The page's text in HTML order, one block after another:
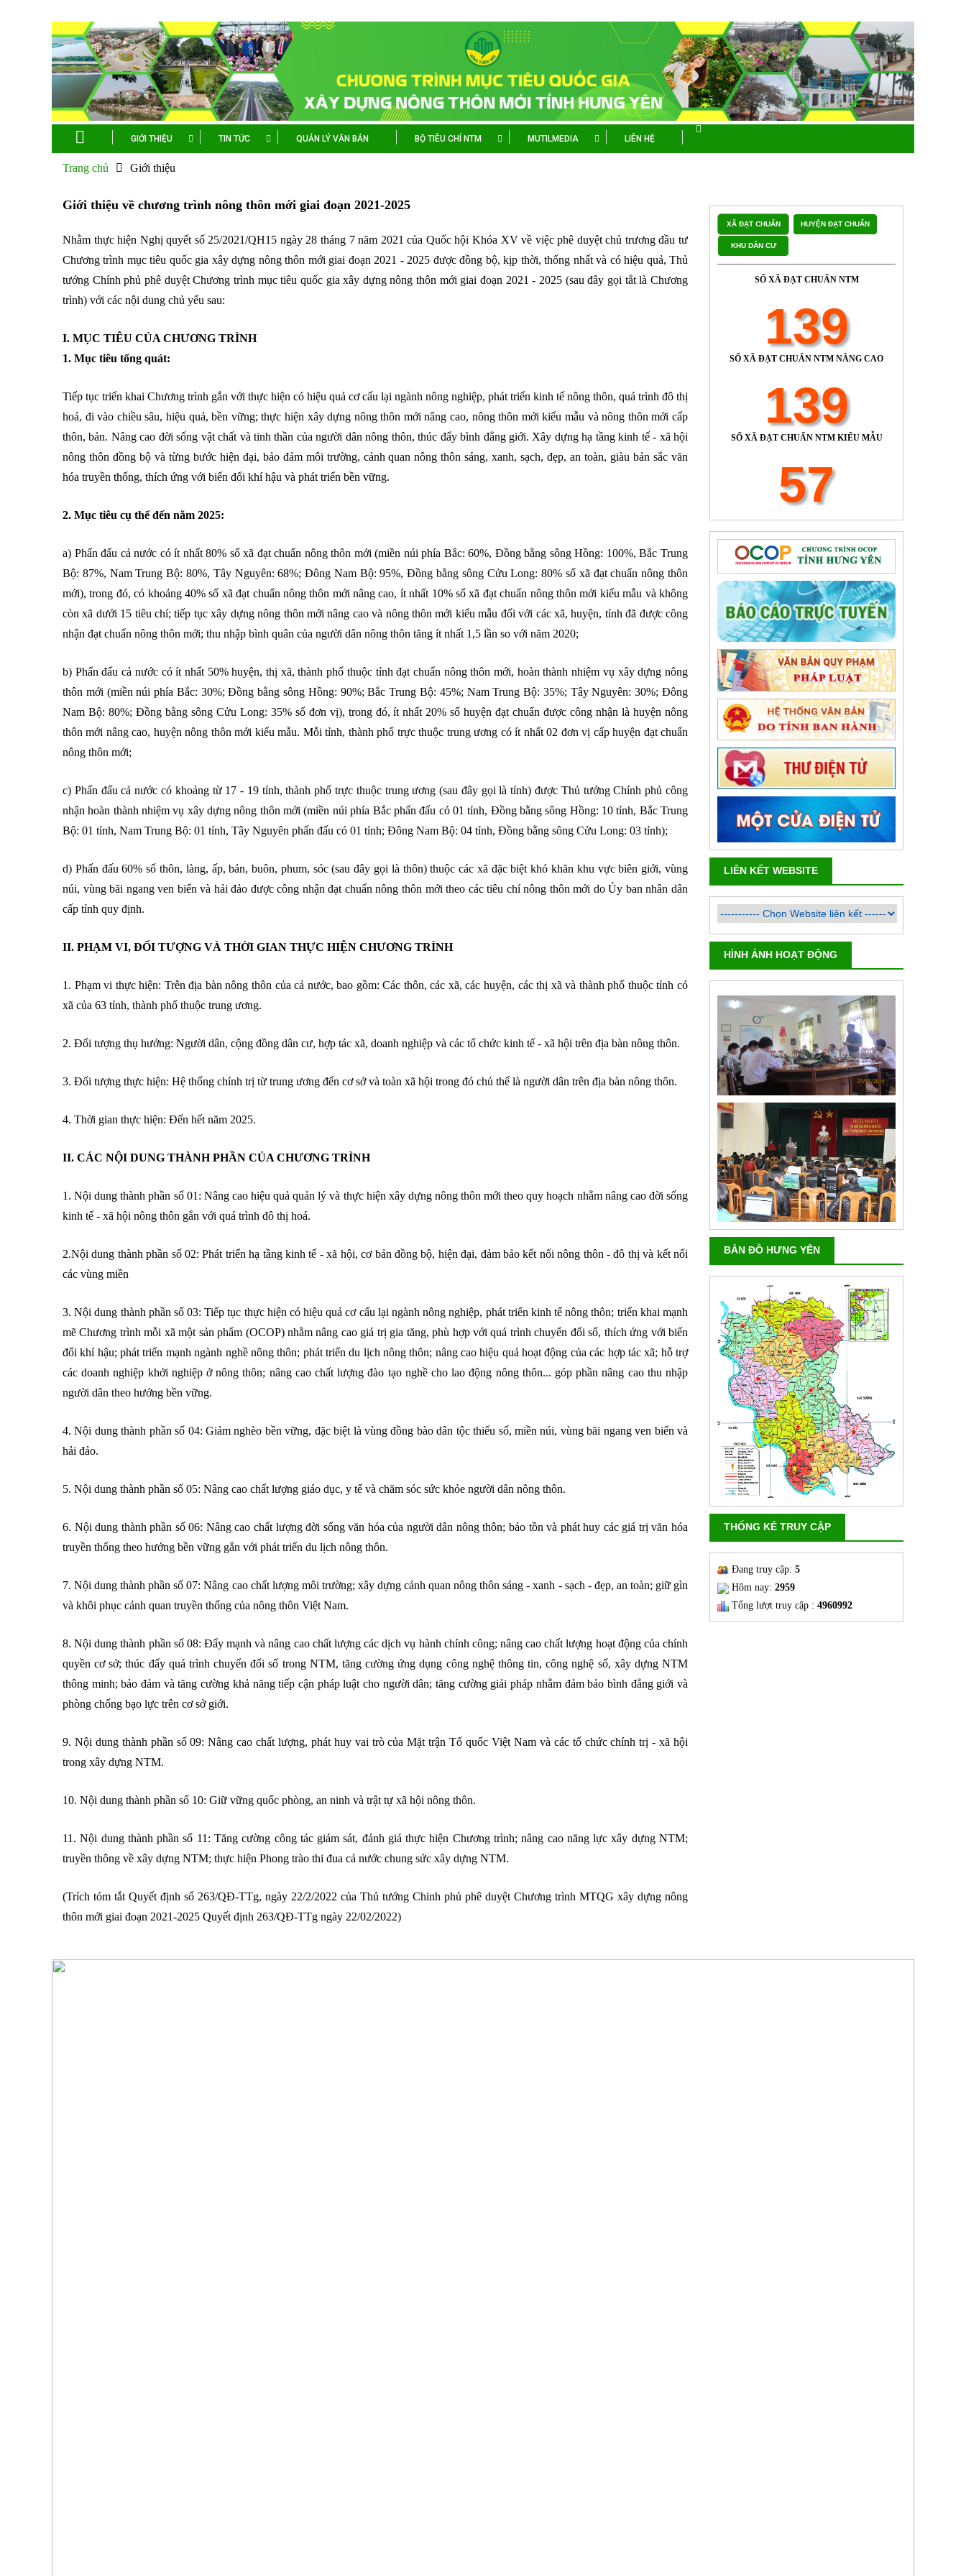
GIỚI THIỆU TIN TỨC QUẢN LÝ VĂN BẢN BỘ TIÊU CHÍ NTM MUTILMEDIA LIÊN HỆ
Trang chủ Giới thiệu
Giới thiệu về chương trình nông thôn mới giai đoạn 2021-2025
Nhằm thực hiện Nghị quyết số 25/2021/QH15 ngày 28 tháng 7 năm 2021 của Quốc hội Khóa XV về việc phê duyệt chủ trương đầu tư
Chương trình mục tiêu quốc gia xây dựng nông thôn mới giai đoạn 2021 - 2025 được đồng bộ, kịp thời, thống nhất và có hiệu quả, Thủ
tướng Chính phủ phê duyệt Chương trình mục tiêu quốc gia xây dựng nông thôn mới giai đoạn 2021 - 2025 (sau đây gọi tắt là Chương
trình) với các nội dung chủ yếu sau:
I. MỤC TIÊU CỦA CHƯƠNG TRÌNH
1. Mục tiêu tổng quát:
Tiếp tục triển khai Chương trình gắn với thực hiện có hiệu quả cơ cấu lại ngành nông nghiệp, phát triển kinh tế nông thôn, quá trình đô thị
hoá, đi vào chiều sâu, hiệu quả, bền vững; thực hiện xây dựng nông thôn mới nâng cao, nông thôn mới kiểu mẫu và nông thôn mới cấp
thôn, bản. Nâng cao đời sống vật chất và tinh thần của người dân nông thôn, thúc đẩy bình đẳng giới. Xây dựng hạ tầng kinh tế - xã hội
nông thôn đồng bộ và từng bước hiện đại, bảo đảm môi trường, cảnh quan nông thôn sáng, xanh, sạch, đẹp, an toàn, giàu bản sắc văn
hóa truyền thống, thích ứng với biến đổi khí hậu và phát triển bền vững.
2. Mục tiêu cụ thể đến năm 2025:
a) Phấn đấu cả nước có ít nhất 80% số xã đạt chuẩn nông thôn mới (miền núi phía Bắc: 60%, Đồng bằng sông Hồng: 100%, Bắc Trung
Bộ: 87%, Nam Trung Bộ: 80%, Tây Nguyên: 68%; Đông Nam Bộ: 95%, Đồng bằng sông Cửu Long: 80% số xã đạt chuẩn nông thôn
mới), trong đó, có khoảng 40% số xã đạt chuẩn nông thôn mới nâng cao, ít nhất 10% số xã đạt chuẩn nông thôn mới kiểu mẫu và không
còn xã dưới 15 tiêu chí; tiếp tục xây dựng nông thôn mới nâng cao và nông thôn mới kiểu mẫu đối với các xã, huyện, tỉnh đã được công
nhận đạt chuẩn nông thôn mới; thu nhập bình quân của người dân nông thôn tăng ít nhất 1,5 lần so với năm 2020;
b) Phấn đấu cả nước có ít nhất 50% huyện, thị xã, thành phố thuộc tỉnh đạt chuẩn nông thôn mới, hoàn thành nhiệm vụ xây dựng nông
thôn mới (miền núi phía Bắc: 30%; Đồng bằng sông Hồng: 90%; Bắc Trung Bộ: 45%; Nam Trung Bộ: 35%; Tây Nguyên: 30%; Đông
Nam Bộ: 80%; Đồng bằng sông Cửu Long: 35% số đơn vị), trong đó, ít nhất 20% số huyện đạt chuẩn được công nhận là huyện nông
thôn mới nâng cao, huyện nông thôn mới kiểu mẫu. Mỗi tỉnh, thành phố trực thuộc trung ương có ít nhất 02 đơn vị cấp huyện đạt chuẩn
nông thôn mới;
c) Phấn đấu cả nước có khoảng từ 17 - 19 tỉnh, thành phố trực thuộc trung ương (sau đây gọi là tỉnh) được Thủ tướng Chính phủ công
nhận hoàn thành nhiệm vụ xây dựng nông thôn mới (miền núi phía Bắc phấn đấu có 01 tỉnh, Đồng bằng sông Hồng: 10 tỉnh, Bắc Trung
Bộ: 01 tỉnh, Nam Trung Bộ: 01 tỉnh, Tây Nguyên phấn đấu có 01 tỉnh; Đông Nam Bộ: 04 tỉnh, Đồng bằng sông Cửu Long: 03 tỉnh);
d) Phấn đấu 60% số thôn, làng, ấp, bản, buôn, phum, sóc (sau đây gọi là thôn) thuộc các xã đặc biệt khó khăn khu vực biên giới, vùng
núi, vùng bãi ngang ven biển và hải đảo được công nhận đạt chuẩn nông thôn mới theo các tiêu chí nông thôn mới do Ủy ban nhân dân
cấp tỉnh quy định.
II. PHẠM VI, ĐỐI TƯỢNG VÀ THỜI GIAN THỰC HIỆN CHƯƠNG TRÌNH
1. Phạm vi thực hiện: Trên địa bàn nông thôn của cả nước, bao gồm: Các thôn, các xã, các huyện, các thị xã và thành phố thuộc tỉnh có
xã của 63 tỉnh, thành phố thuộc trung ương.
2. Đối tượng thụ hưởng: Người dân, cộng đồng dân cư, hợp tác xã, doanh nghiệp và các tổ chức kinh tế - xã hội trên địa bàn nông thôn.
3. Đối tượng thực hiện: Hệ thống chính trị từ trung ương đến cơ sở và toàn xã hội trong đó chủ thể là người dân trên địa bàn nông thôn.
4. Thời gian thực hiện: Đến hết năm 2025.
II. CÁC NỘI DUNG THÀNH PHẦN CỦA CHƯƠNG TRÌNH
1. Nội dung thành phần số 01: Nâng cao hiệu quả quản lý và thực hiện xây dựng nông thôn mới theo quy hoạch nhằm nâng cao đời sống
kinh tế - xã hội nông thôn gắn với quá trình đô thị hoá.
2.Nội dung thành phần số 02: Phát triển hạ tầng kinh tế - xã hội, cơ bản đồng bộ, hiện đại, đảm bảo kết nối nông thôn - đô thị và kết nối
các vùng miền
3. Nội dung thành phần số 03: Tiếp tục thực hiện có hiệu quả cơ cấu lại ngành nông nghiệp, phát triển kinh tế nông thôn; triển khai mạnh
mẽ Chương trình mỗi xã một sản phẩm (OCOP) nhằm nâng cao giá trị gia tăng, phù hợp với quá trình chuyển đổi số, thích ứng với biến
đổi khí hậu; phát triển mạnh ngành nghề nông thôn; phát triển du lịch nông thôn; nâng cao hiệu quả hoạt động của các hợp tác xã; hỗ trợ
các doanh nghiệp khởi nghiệp ở nông thôn; nâng cao chất lượng đào tạo nghề cho lao động nông thôn... góp phần nâng cao thu nhập
người dân theo hướng bền vững.
4. Nội dung thành phần số 04: Giảm nghèo bền vững, đặc biệt là vùng đồng bào dân tộc thiểu số, miền núi, vùng bãi ngang ven biển và
hải đảo.
5. Nội dung thành phần số 05: Nâng cao chất lượng giáo dục, y tế và chăm sóc sức khỏe người dân nông thôn.
6. Nội dung thành phần số 06: Nâng cao chất lượng đời sống văn hóa của người dân nông thôn; bảo tồn và phát huy các giá trị văn hóa
truyền thống theo hướng bền vững gắn với phát triển du lịch nông thôn.
7. Nội dung thành phần số 07: Nâng cao chất lượng môi trường; xây dựng cảnh quan nông thôn sáng - xanh - sạch - đẹp, an toàn; giữ gìn
và khôi phục cảnh quan truyền thống của nông thôn Việt Nam.
8. Nội dung thành phần số 08: Đẩy mạnh và nâng cao chất lượng các dịch vụ hành chính công; nâng cao chất lượng hoạt động của chính
quyền cơ sở; thúc đẩy quá trình chuyển đổi số trong NTM, tăng cường ứng dụng công nghệ thông tin, công nghệ số, xây dựng NTM
thông minh; bảo đảm và tăng cường khả năng tiếp cận pháp luật cho người dân; tăng cường giải pháp nhằm đảm bảo bình đẳng giới và
phòng chống bạo lực trên cơ sở giới.
9. Nội dung thành phần số 09: Nâng cao chất lượng, phát huy vai trò của Mặt trận Tổ quốc Việt Nam và các tổ chức chính trị - xã hội
trong xây dựng NTM.
10. Nội dung thành phần số 10: Giữ vững quốc phòng, an ninh và trật tự xã hội nông thôn.
11. Nội dung thành phần số 11: Tăng cường công tác giám sát, đánh giá thực hiện Chương trình; nâng cao năng lực xây dựng NTM;
truyền thông về xây dựng NTM; thực hiện Phong trào thi đua cả nước chung sức xây dựng NTM.
(Trích tóm tắt Quyết định số 263/QĐ-TTg, ngày 22/2/2022 của Thủ tướng Chinh phủ phê duyệt Chương trình MTQG xây dựng nông
thôn mới giai đoạn 2021-2025 Quyết định 263/QĐ-TTg ngày 22/02/2022)
XÃ ĐẠT CHUẨN HUYỆN ĐẠT CHUẨN
KHU DÂN CƯ
SỐ XÃ ĐẠT CHUẨN NTM
139
SỐ XÃ ĐẠT CHUẨN NTM NÂNG CAO
139
SỐ XÃ ĐẠT CHUẨN NTM KIỂU MẪU
57
LIÊN KẾT WEBSITE
HÌNH ẢNH HOẠT ĐỘNG
BẢN ĐỒ HƯNG YÊN
THỐNG KÊ TRUY CẬP
Đang truy cập: 5
Hôm nay: 2959
Tổng lượt truy cập : 4960992